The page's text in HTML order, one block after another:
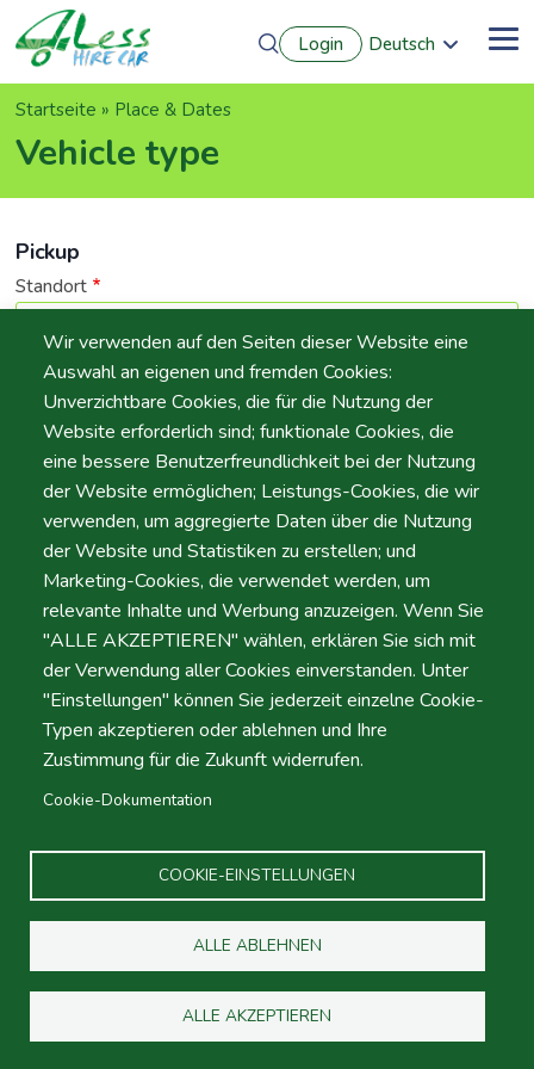
Direkt
zum
Inhalt
Login
Deutsch
Wir verwenden auf den Seiten dieser Website eine
Auswahl an eigenen und fremden Cookies:
Unverzichtbare Cookies, die für die Nutzung der
Website erforderlich sind; funktionale Cookies, die
eine bessere Benutzerfreundlichkeit bei der Nutzung
der Website ermöglichen; Leistungs-Cookies, die wir
verwenden, um aggregierte Daten über die Nutzung
der Website und Statistiken zu erstellen; und
Marketing-Cookies, die verwendet werden, um
relevante Inhalte und Werbung anzuzeigen. Wenn Sie
"ALLE AKZEPTIEREN" wählen, erklären Sie sich mit
der Verwendung aller Cookies einverstanden. Unter
"Einstellungen" können Sie jederzeit einzelne Cookie-
Typen akzeptieren oder ablehnen und Ihre
Zustimmung für die Zukunft widerrufen.
Cookie-Dokumentation
COOKIE-EINSTELLUNGEN
ALLE ABLEHNEN
ALLE AKZEPTIEREN
Pfadnavigation
Startseite Place & Dates
Vehicle type
Pickup
Standort
Tag
Datum
Zeit
Zeit
Dropoff
Standort
Tag
Zeit
Zeit